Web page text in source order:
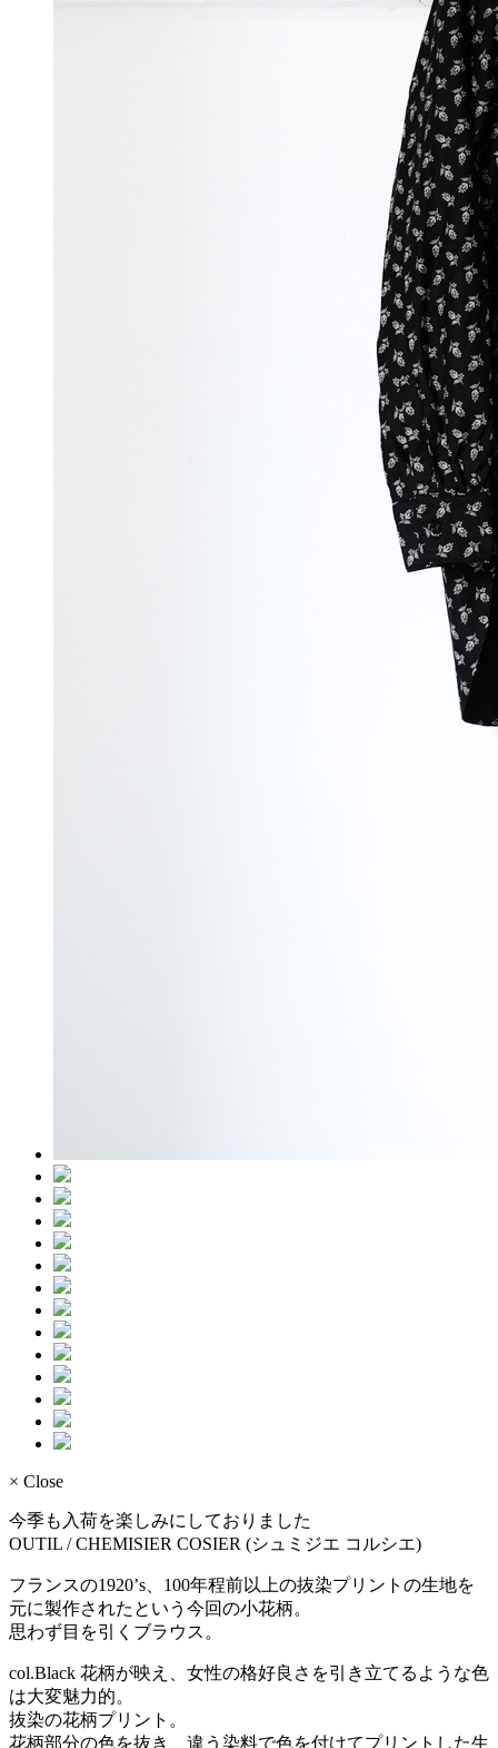
× Close
今季も入荷を楽しみにしておりました
OUTIL / CHEMISIER COSIER (シュミジエ コルシエ)
フランスの1920’s、100年程前以上の抜染プリントの生地を
元に製作されたという今回の小花柄。
思わず目を引くブラウス。
col.Black 花柄が映え、女性の格好良さを引き立てるような色
は大変魅力的。
抜染の花柄プリント。
花柄部分の色を抜き、違う染料で色を付けてプリントした生